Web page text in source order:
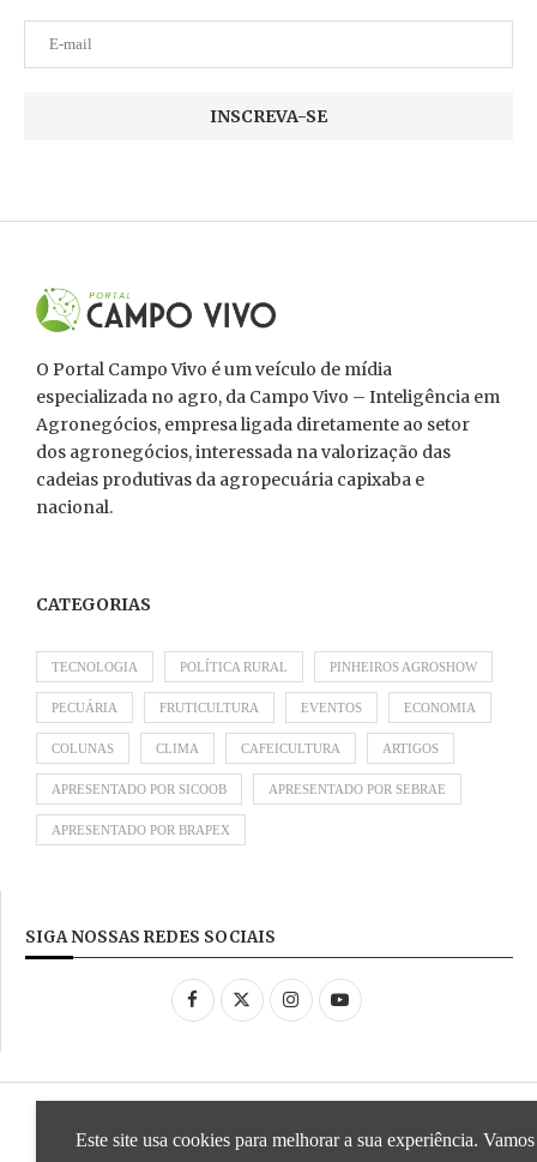
O Portal Campo Vivo é um veículo de mídia
especializada no agro, da Campo Vivo – Inteligência em
Agronegócios, empresa ligada diretamente ao setor
dos agronegócios, interessada na valorização das
cadeias produtivas da agropecuária capixaba e
nacional.
CATEGORIAS
TECNOLOGIA POLÍTICA RURAL PINHEIROS AGROSHOW
PECUÁRIA FRUTICULTURA EVENTOS ECONOMIA
COLUNAS CLIMA CAFEICULTURA ARTIGOS
APRESENTADO POR SICOOB APRESENTADO POR SEBRAE
APRESENTADO POR BRAPEX
SIGA NOSSAS REDES SOCIAIS
Este site usa cookies para melhorar a sua experiência. Vamos